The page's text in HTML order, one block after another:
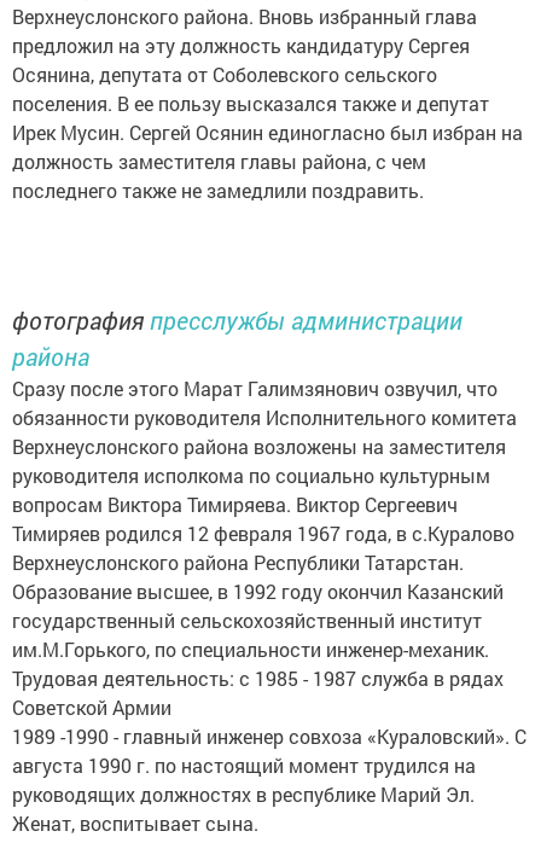
Верхнеуслонского района. Вновь избранный глава
предложил на эту должность кандидатуру Сергея
Осянина, депутата от Соболевского сельского
поселения. В ее пользу высказался также и депутат
Ирек Мусин. Сергей Осянин единогласно был избран на
должность заместителя главы района, с чем
последнего также не замедлили поздравить.
фотография пресслужбы администрации
района
Сразу после этого Марат Галимзянович озвучил, что
обязанности руководителя Исполнительного комитета
Верхнеуслонского района возложены на заместителя
руководителя исполкома по социально культурным
вопросам Виктора Тимиряева. Виктор Сергеевич
Тимиряев родился 12 февраля 1967 года, в с.Куралово
Верхнеуслонского района Республики Татарстан.
Образование высшее, в 1992 году окончил Казанский
государственный сельскохозяйственный институт
им.М.Горького, по специальности инженер-механик.
Трудовая деятельность: с 1985 - 1987 служба в рядах
Советской Армии
1989 -1990 - главный инженер совхоза «Кураловский». С
августа 1990 г. по настоящий момент трудился на
руководящих должностях в республике Марий Эл.
Женат, воспитывает сына.